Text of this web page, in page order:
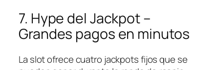
7. Hype del Jackpot –
Grandes pagos en minutos
La slot ofrece cuatro jackpots fijos que se